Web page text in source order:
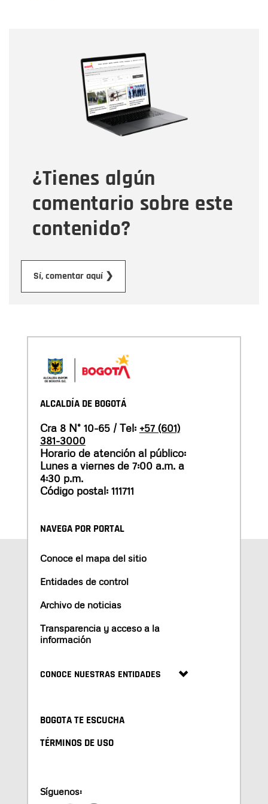
¿Tienes algún
comentario sobre este
contenido?
Sí, comentar aquí ❯
Correo electrónico
Tipo de comentario
Mensaje
ALCALDÍA DE BOGOTÁ
Cra 8 N° 10-65 / Tel: +57 (601)
381-3000
Horario de atención al público:
Lunes a viernes de 7:00 a.m. a
4:30 p.m.
Código postal: 111711
NAVEGA POR PORTAL
Conoce el mapa del sitio
Entidades de control
Archivo de noticias
Transparencia y acceso a la
información
CONOCE NUESTRAS ENTIDADES
BOGOTA TE ESCUCHA
TÉRMINOS DE USO
Síguenos: